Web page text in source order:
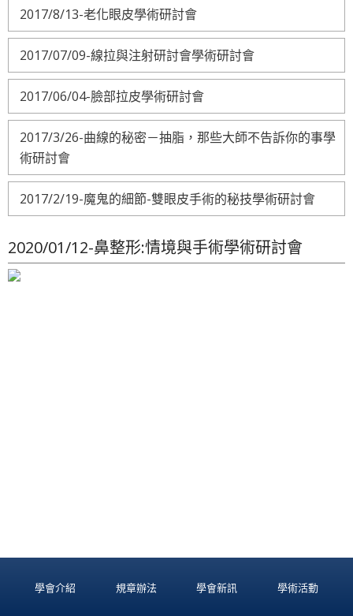
2017/8/13-老化眼皮學術研討會
2017/07/09-線拉與注射研討會學術研討會
2017/06/04-臉部拉皮學術研討會
2017/3/26-曲線的秘密－抽脂，那些大師不告訴你的事學
術研討會
2017/2/19-魔鬼的細節-雙眼皮手術的秘技學術研討會
2020/01/12-鼻整形:情境與手術學術研討會
學會介紹 規章辦法 學會新訊 學術活動